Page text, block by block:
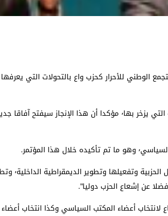
وأبرز أن المؤتمر أعطى إشارة قوية على انفتاح الحزب على الشباب والمرأة وعلى الكفاءات وكل الطاقات التي
المؤتمر.
وشدد على أن محطة البناء
للاجتماع لانتخاب أعضاء المكتب السياسي وكذا انتخاب